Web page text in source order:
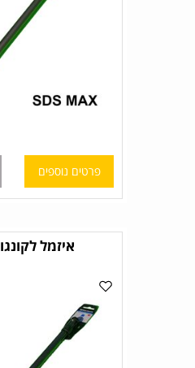
פרטים נוספים
איזמל לקונגו MAX רחב